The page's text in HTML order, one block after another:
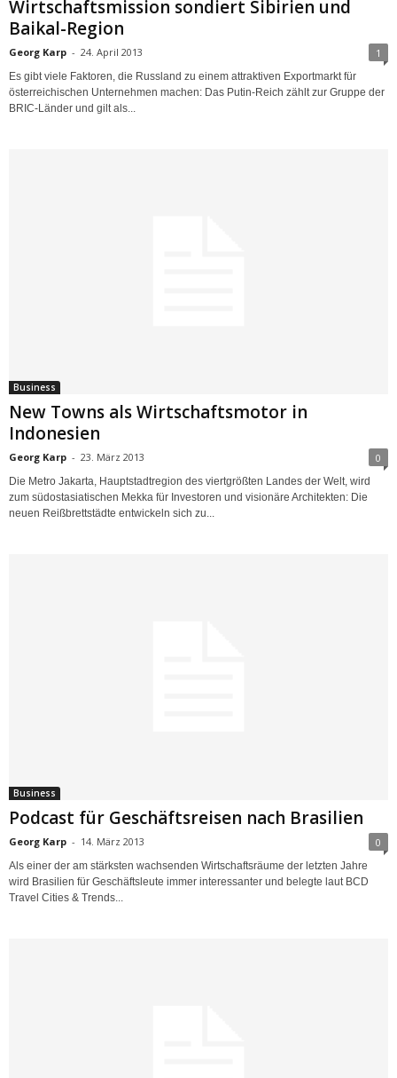
Wirtschaftsmission sondiert Sibirien und
Baikal-Region
Georg Karp - 24. April 2013 1
Es gibt viele Faktoren, die Russland zu einem attraktiven Exportmarkt für
österreichischen Unternehmen machen: Das Putin-Reich zählt zur Gruppe der
BRIC-Länder und gilt als...
Business
New Towns als Wirtschaftsmotor in
Indonesien
Georg Karp - 23. März 2013 0
Die Metro Jakarta, Hauptstadtregion des viertgrößten Landes der Welt, wird
zum südostasiatischen Mekka für Investoren und visionäre Architekten: Die
neuen Reißbrettstädte entwickeln sich zu...
Business
Podcast für Geschäftsreisen nach Brasilien
Georg Karp - 14. März 2013 0
Als einer der am stärksten wachsenden Wirtschaftsräume der letzten Jahre
wird Brasilien für Geschäftsleute immer interessanter und belegte laut BCD
Travel Cities & Trends...